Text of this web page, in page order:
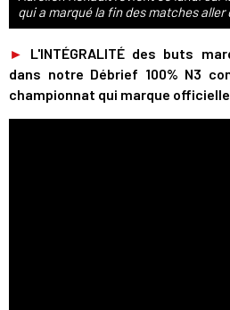
qui a marqué la fin des matches
►
L'INTÉGRALITÉ des buts
dans notre Débrief 100% N3
championnat qui marque